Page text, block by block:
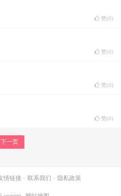
赞(0)
赞(0)
赞(0)
赞(0)
下一页
情链接 · 联系我们 · 隐私政策